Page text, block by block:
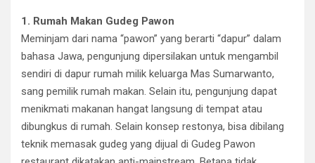
1. Rumah Makan Gudeg Pawon
Meminjam dari nama “pawon” yang berarti “dapur” dalam
bahasa Jawa, pengunjung dipersilakan untuk mengambil
sendiri di dapur rumah milik keluarga Mas Sumarwanto,
sang pemilik rumah makan. Selain itu, pengunjung dapat
menikmati makanan hangat langsung di tempat atau
dibungkus di rumah. Selain konsep restonya, bisa dibilang
teknik memasak gudeg yang dijual di Gudeg Pawon